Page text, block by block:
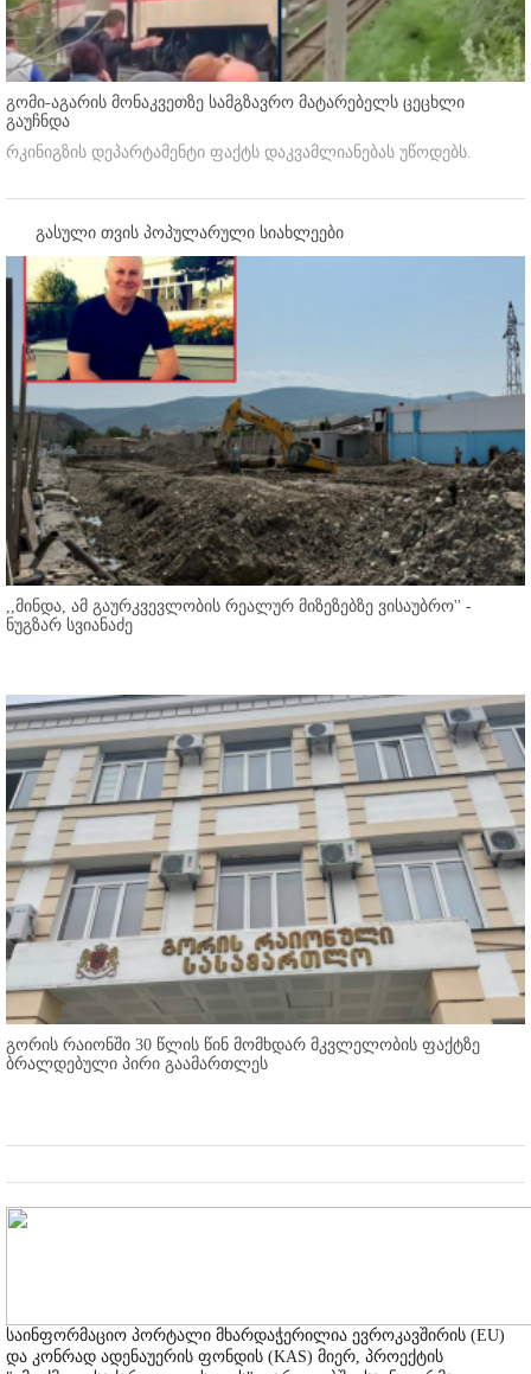
გომი-აგარის მონაკვეთზე სამგზავრო მატარებელს ცეცხლი
გაუჩნდა
რკინიგზის დეპარტამენტი ფაქტს დაკვამლიანებას უწოდებს.
გასული თვის პოპულარული სიახლეები
,,მინდა, ამ გაურკვევლობის რეალურ მიზეზებზე ვისაუბრო'' -
ნუგზარ სვიანაძე
გორის რაიონში 30 წლის წინ მომხდარ მკვლელობის ფაქტზე
ბრალდებული პირი გაამართლეს
საინფორმაციო პორტალი მხარდაჭერილია ევროკავშირის (EU)
და კონრად ადენაუერის ფონდის (KAS) მიერ, პროექტის